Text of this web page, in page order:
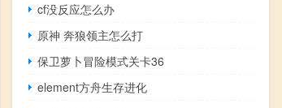
cf没反应怎么办
原神 奔狼领主怎么打
保卫萝卜冒险模式关卡36
element方舟生存进化